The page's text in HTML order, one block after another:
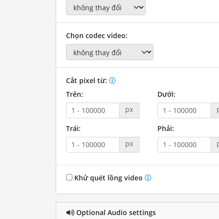
Chọn codec video:
Cắt pixel từ:
Trên:
px
Dưới:
Trái:
px
Phải:
Khử quét lồng video
Optional Audio settings